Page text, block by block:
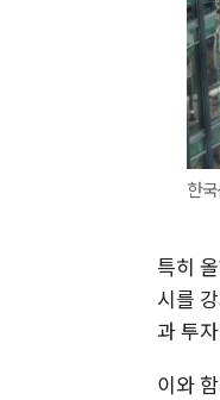
한
특히
시를
과 투
이와